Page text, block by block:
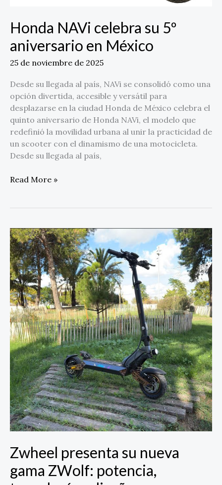
Honda NAVi celebra su 5º
aniversario en México
25 de noviembre de 2025
Desde su llegada al país, NAVi se consolidó como una
opción divertida, accesible y versátil para
desplazarse en la ciudad Honda de México celebra el
quinto aniversario de Honda NAVi, el modelo que
redefinió la movilidad urbana al unir la practicidad de
un scooter con el dinamismo de una motocicleta.
Desde su llegada al país,
Read More »
Zwheel presenta su nueva
gama ZWolf: potencia,
Zwheel
presenta
su
nueva
gama
ZWolf:
potencia,
tecnología
y
diseño
para
conquistar
el
asfalto